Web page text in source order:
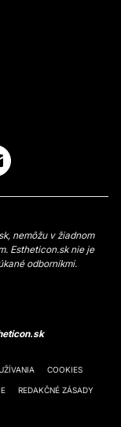
nemôžu v žiadnom
Estheticon.sk nie je
odborníkmi.
COOKIES
REDAKČNÉ ZÁSADY